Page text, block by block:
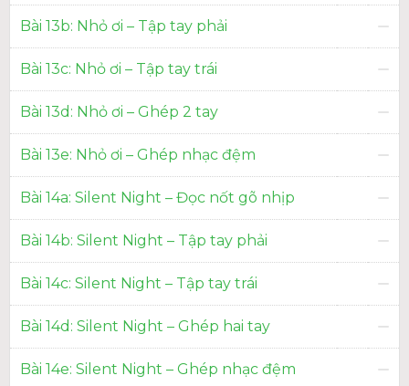
Bài 13b: Nhỏ ơi – Tập tay phải
Bài 13c: Nhỏ ơi – Tập tay trái
Bài 13d: Nhỏ ơi – Ghép 2 tay
Bài 13e: Nhỏ ơi – Ghép nhạc đệm
Bài 14a: Silent Night – Đọc nốt gõ nhịp
Bài 14b: Silent Night – Tập tay phải
Bài 14c: Silent Night – Tập tay trái
Bài 14d: Silent Night – Ghép hai tay
Bài 14e: Silent Night – Ghép nhạc đệm